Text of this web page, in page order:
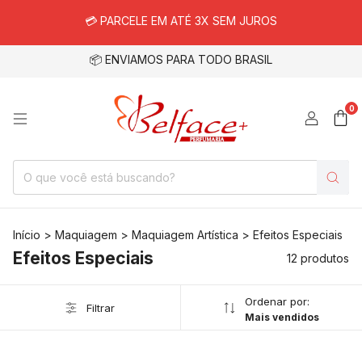
💳 PARCELE EM ATÉ 3X SEM JUROS
📦 ENVIAMOS PARA TODO BRASIL
0
Início > Maquiagem > Maquiagem Artística > Efeitos Especiais
Efeitos Especiais 12 produtos
Filtrar Ordenar por:
Mais vendidos